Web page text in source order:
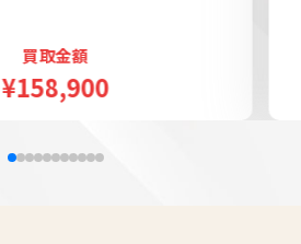
買取金額
¥158,900